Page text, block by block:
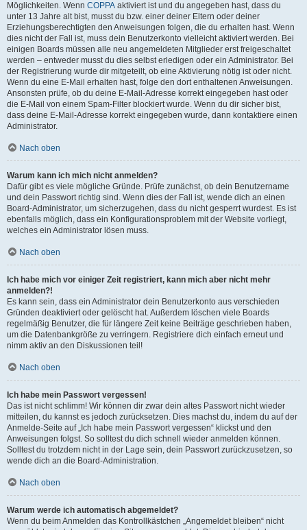
Möglichkeiten. Wenn COPPA aktiviert ist und du angegeben hast, dass du
unter 13 Jahre alt bist, musst du bzw. einer deiner Eltern oder deiner
Erziehungsberechtigten den Anweisungen folgen, die du erhalten hast. Wenn
dies nicht der Fall ist, muss dein Benutzerkonto vielleicht aktiviert werden. Bei
einigen Boards müssen alle neu angemeldeten Mitglieder erst freigeschaltet
werden – entweder musst du dies selbst erledigen oder ein Administrator. Bei
der Registrierung wurde dir mitgeteilt, ob eine Aktivierung nötig ist oder nicht.
Wenn du eine E-Mail erhalten hast, folge den dort enthaltenen Anweisungen.
Ansonsten prüfe, ob du deine E-Mail-Adresse korrekt eingegeben hast oder
die E-Mail von einem Spam-Filter blockiert wurde. Wenn du dir sicher bist,
dass deine E-Mail-Adresse korrekt eingegeben wurde, dann kontaktiere einen
Administrator.
Nach oben
Warum kann ich mich nicht anmelden?
Dafür gibt es viele mögliche Gründe. Prüfe zunächst, ob dein Benutzername
und dein Passwort richtig sind. Wenn dies der Fall ist, wende dich an einen
Board-Administrator, um sicherzugehen, dass du nicht gesperrt wurdest. Es ist
ebenfalls möglich, dass ein Konfigurationsproblem mit der Website vorliegt,
welches ein Administrator lösen muss.
Nach oben
Ich habe mich vor einiger Zeit registriert, kann mich aber nicht mehr
anmelden?!
Es kann sein, dass ein Administrator dein Benutzerkonto aus verschieden
Gründen deaktiviert oder gelöscht hat. Außerdem löschen viele Boards
regelmäßig Benutzer, die für längere Zeit keine Beiträge geschrieben haben,
um die Datenbankgröße zu verringern. Registriere dich einfach erneut und
nimm aktiv an den Diskussionen teil!
Nach oben
Ich habe mein Passwort vergessen!
Das ist nicht schlimm! Wir können dir zwar dein altes Passwort nicht wieder
mitteilen, du kannst es jedoch zurücksetzen. Dies machst du, indem du auf der
Anmelde-Seite auf „Ich habe mein Passwort vergessen“ klickst und den
Anweisungen folgst. So solltest du dich schnell wieder anmelden können.
Solltest du trotzdem nicht in der Lage sein, dein Passwort zurückzusetzen, so
wende dich an die Board-Administration.
Nach oben
Warum werde ich automatisch abgemeldet?
Wenn du beim Anmelden das Kontrollkästchen „Angemeldet bleiben“ nicht